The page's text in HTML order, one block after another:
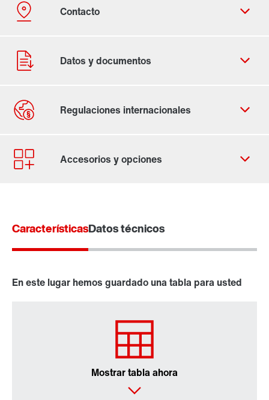
Contacto
Ubicaciones mundiales
Software de ingeniería MOVITOOLS®
CaracterísticasDatos técnicos
En este lugar hemos guardado una tabla para usted
Mostrar tabla ahora